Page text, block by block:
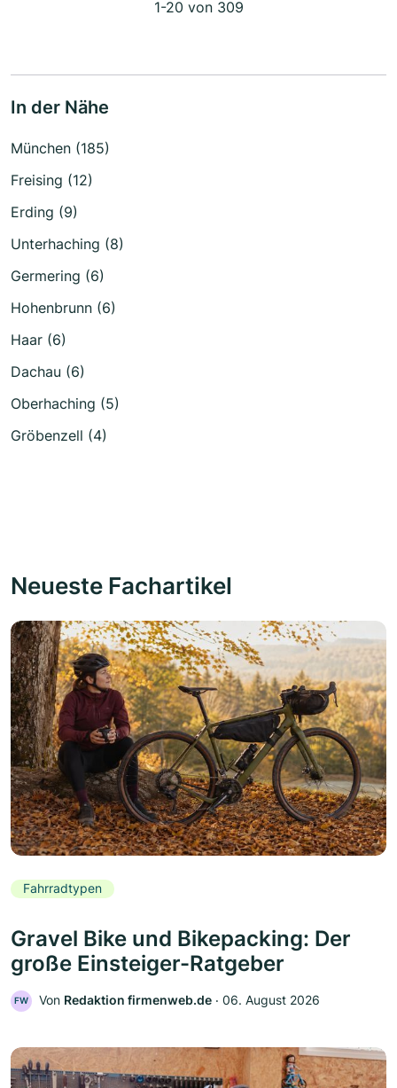
1-20 von 309
In der Nähe
München (185)
Freising (12)
Erding (9)
Unterhaching (8)
Germering (6)
Hohenbrunn (6)
Haar (6)
Dachau (6)
Oberhaching (5)
Gröbenzell (4)
Neueste Fachartikel
Fahrradtypen
Gravel Bike und Bikepacking: Der
große Einsteiger-Ratgeber
FW Von Redaktion firmenweb.de ‧ 06. August 2026